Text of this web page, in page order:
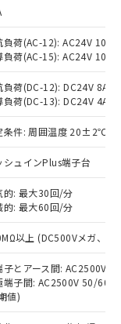
負荷(AC-12): AC24V 10A/
負荷(AC-15): AC24V
負荷(DC-12): DC24V 8A/
負荷(DC-13): DC24V 4A/
条件: 周囲温度 20±2℃、
シュインPlus端子台
的: 最大30回/分
的: 最大60回/分
以上 (DC500Vメガ、点
子とアース間: AC2500V
端子間: AC2500V 50/
値)
意のうえ
事業取扱
準価格
もので
中には、
品もある
結果は、
社内デー
あり、閲
および標
ことをご
）の非含
定のある
物質）の
を出す予
物質）の
確認中の
物で、有
。
として
合などや
。
以下、 カド
ビフェニル
エーテル類
チルヘキシ
RoHSの
。
国RoHSの
す。
門へお問
Cd(カドミウ
臭化ビフェ
ち、外国
る商品
）を輸出
務取引許
続きを